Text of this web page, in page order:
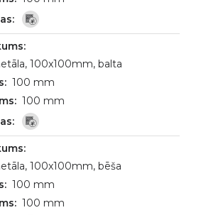
100x100mm, balta
100 mm
100 mm
100x100mm, bēša
100 mm
100 mm